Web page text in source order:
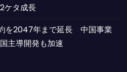
ケタ成長
を2047年まで延長 中国事業
主導開発も加速